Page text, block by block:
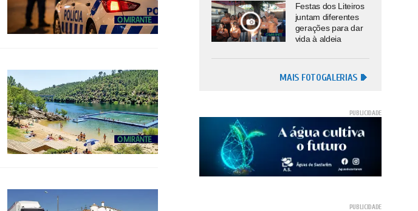
Festas dos Liteiros
juntam diferentes
gerações para dar
vida à aldeia
MAIS FOTOGALERIAS